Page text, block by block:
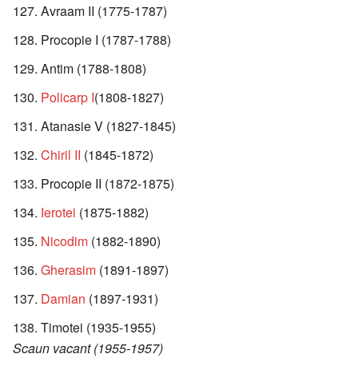
Avraam II (1775-1787)
Procopie I (1787-1788)
Antim (1788-1808)
Policarp I(1808-1827)
Atanasie V (1827-1845)
Chiril II (1845-1872)
Procopie II (1872-1875)
Ierotei (1875-1882)
Nicodim (1882-1890)
Gherasim (1891-1897)
Damian (1897-1931)
Timotei (1935-1955)
Scaun vacant (1955-1957)